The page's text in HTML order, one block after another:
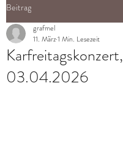
Beitrag
Karfreitagskonzert,
03.04.2026
grafmel
11. März1 Min. Lesezeit